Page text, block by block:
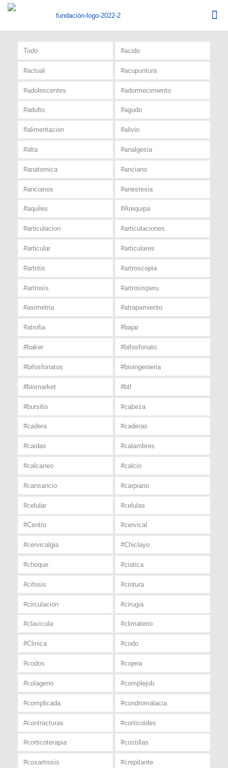
Todo #acido
#actual #acupuntura
#adolescentes #adormecimiento
#adulto #agudo
#alimentacion #alivio
#alta #analgesia
#anatomica #anciano
#ancianos #anestesia
#aquiles #Arequipa
#articulacion #articulaciones
#articular #articulares
#artritis #artroscopia
#artrosis #artrosisperu
#asimetria #atrapamiento
#atrofia #bajar
#baker #bifosfonato
#bifosfonatos #bioingenieria
#biomarket #btl
#bursitis #cabeza
#cadera #caderas
#caidas #calambres
#calcaneo #calcio
#cansancio #carpiano
#celular #celulas
#Centro #cervical
#cervicalgia #Chiclayo
#choque #ciatica
#cifosis #cintura
#circulacion #cirugia
#clavicula #climaterio
#Clinica #codo
#codos #cojera
#colageno #complejob
#complicada #condromalacia
#contracturas #corticoides
#corticoterapia #costillas
#coxartrosis #crepitante